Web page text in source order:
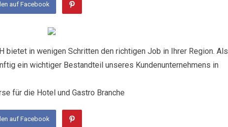
auf Facebook
bietet in wenigen Schritten den richtigen Job in Ihrer Region. Als
ein wichtiger Bestandteil unseres Kundenunternehmens in
für die Hotel und Gastro Branche
auf Facebook